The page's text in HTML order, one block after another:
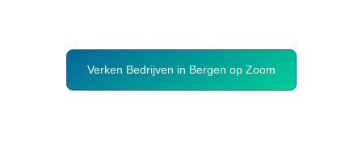
Verken Bedrijven in Bergen op Zoom